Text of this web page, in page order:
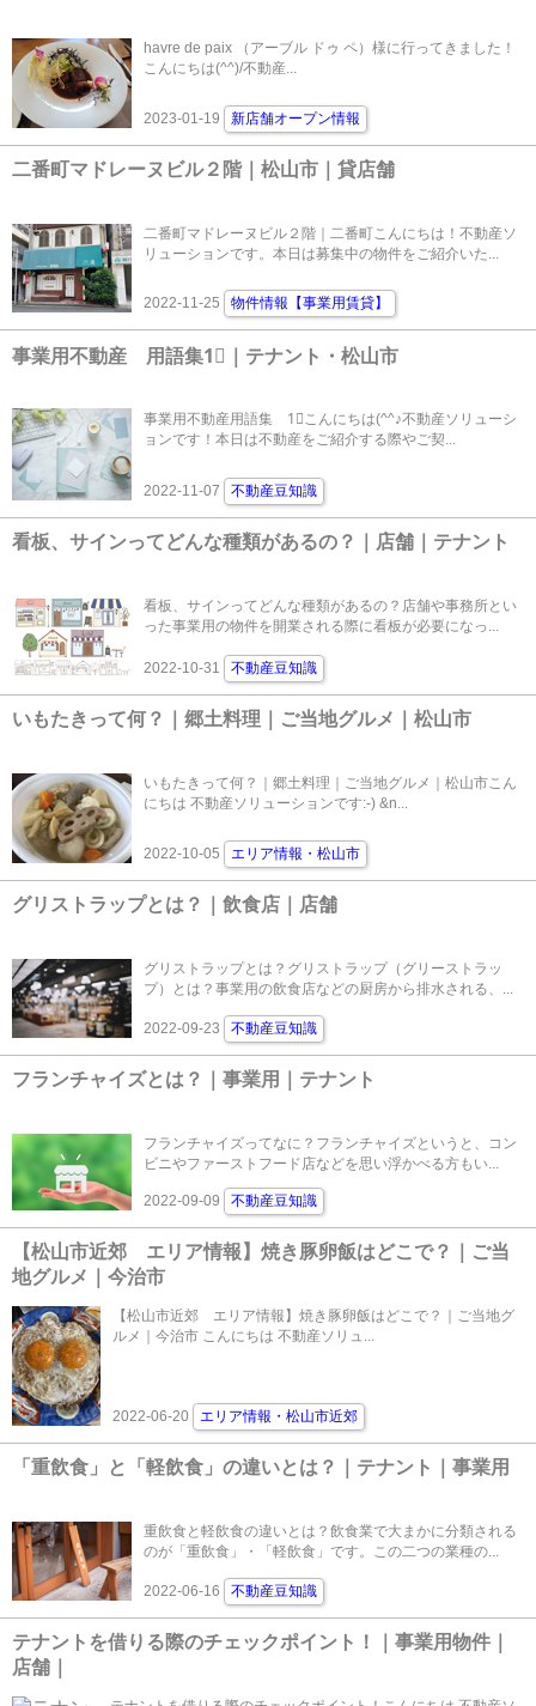
havre de paix （アーブル ドゥ ペ）様に行ってきました！
こんにちは(^^)/不動産...
2023-01-19 新店舗オープン情報
二番町マドレーヌビル２階｜松山市｜貸店舗
二番町マドレーヌビル２階｜二番町こんにちは！不動産ソ
リューションです。本日は募集中の物件をご紹介いた...
2022-11-25 物件情報【事業用賃貸】
事業用不動産 用語集1⃣｜テナント・松山市
事業用不動産用語集 1⃣こんにちは(^^♪不動産ソリューシ
ョンです！本日は不動産をご紹介する際やご契...
2022-11-07 不動産豆知識
看板、サインってどんな種類があるの？｜店舗｜テナント
看板、サインってどんな種類があるの？店舗や事務所とい
った事業用の物件を開業される際に看板が必要になっ...
2022-10-31 不動産豆知識
いもたきって何？｜郷土料理｜ご当地グルメ｜松山市
いもたきって何？｜郷土料理｜ご当地グルメ｜松山市こん
にちは 不動産ソリューションです:-) &n...
2022-10-05 エリア情報・松山市
グリストラップとは？｜飲食店｜店舗
グリストラップとは？グリストラップ（グリーストラッ
プ）とは？事業用の飲食店などの厨房から排水される、...
2022-09-23 不動産豆知識
フランチャイズとは？｜事業用｜テナント
フランチャイズってなに？フランチャイズというと、コン
ビニやファーストフード店などを思い浮かべる方もい...
2022-09-09 不動産豆知識
【松山市近郊 エリア情報】焼き豚卵飯はどこで？｜ご当
地グルメ｜今治市
【松山市近郊 エリア情報】焼き豚卵飯はどこで？｜ご当地グ
ルメ｜今治市 こんにちは 不動産ソリュ...
2022-06-20 エリア情報・松山市近郊
「重飲食」と「軽飲食」の違いとは？｜テナント｜事業用
重飲食と軽飲食の違いとは？飲食業で大まかに分類される
のが「重飲食」・「軽飲食」です。この二つの業種の...
2022-06-16 不動産豆知識
テナントを借りる際のチェックポイント！｜事業用物件｜
店舗｜